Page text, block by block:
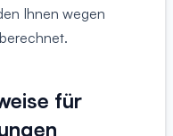
Ihnen wegen
für